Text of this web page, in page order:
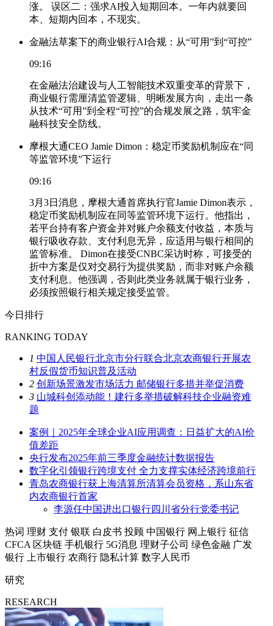
涨。 误区二：强求AI投入短期回本。一年内就要回
本、短期内回本，不现实。
金融法草案下的商业银行AI合规：从“可用”到“可控”
09:16
在金融法治建设与人工智能技术双重变革的背景下，
商业银行需厘清监管逻辑、明晰发展方向，走出一条
从技术“可用”到全程“可控”的合规发展之路，筑牢金
融科技安全防线。
摩根大通CEO Jamie Dimon：稳定币奖励机制应在“同
等监管环境”下运行
09:16
3月3日消息，摩根大通首席执行官Jamie Dimon表示，
稳定币奖励机制应在同等监管环境下运行。他指出，
若平台持有客户资金并对账户余额支付收益，本质与
银行吸收存款、支付利息无异，应适用与银行相同的
监管标准。 Dimon在接受CNBC采访时称，可接受的
折中方案是仅对交易行为提供奖励，而非对账户余额
支付利息。他强调，否则此类业务就属于银行业务，
必须按照银行相关规定接受监管。
今日排行
RANKING TODAY
1 中国人民银行北京市分行联合北京农商银行开展农
村反假货币知识普及活动
2 创新场景激发市场活力 邮储银行多措并举促消费
3 山城科创添动能！建行多举措破解科技企业融资难
题
案例｜2025年全球企业AI应用调查：日益扩大的AI价
值差距
央行发布2025年前三季度金融统计数据报告
数字化引领银行跨境支付 全力支撑实体经济跨境前行
青岛农商银行获上海清算所清算会员资格，系山东省
内农商银行首家
李源任中国进出口银行四川省分行党委书记
热词 理财 支付 银联 白皮书 投顾 中国银行 网上银行 征信
CFCA 区块链 手机银行 5G消息 理财子公司 绿色金融 广发
银行
上市银行 农商行 隐私计算 数字人民币
研究
RESEARCH